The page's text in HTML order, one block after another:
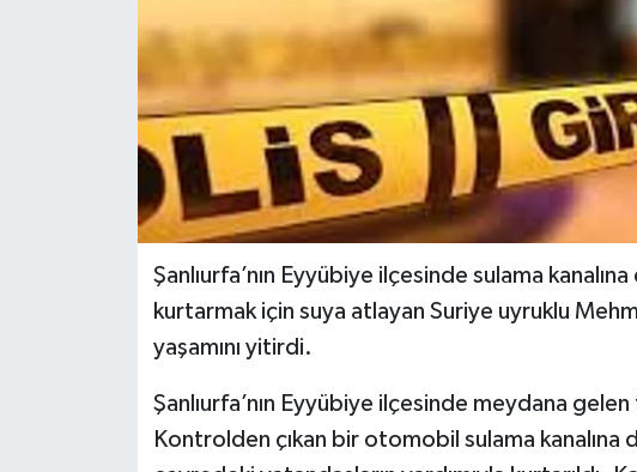
Şanlıurfa’nın Eyyübiye ilçesinde sulama
kurtarmak için suya atlayan Suriye uyruklu
yaşamını yitirdi.
Şanlıurfa’nın Eyyübiye ilçesinde meydana
Kontrolden çıkan bir otomobil sulama kanalına